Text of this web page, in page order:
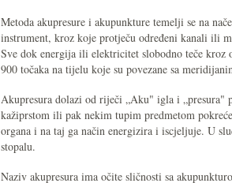
Metoda akupresure i akupunkture temelji se na
instrument, kroz koje protječu određeni kanali ili
Sve dok energija ili elektricitet slobodno teče
900 točaka na tijelu koje su povezane sa
Akupresura dolazi od riječi „Aku" igla i „presura"
kažiprstom ili pak nekim tupim predmetom
organa i na taj ga način energizira i iscjeljuje. U
stopalu.
Naziv akupresura ima očite sličnosti sa